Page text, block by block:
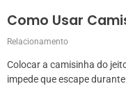
Como Usar
Relacionamento
Colocar a camisinha do
impede que escape